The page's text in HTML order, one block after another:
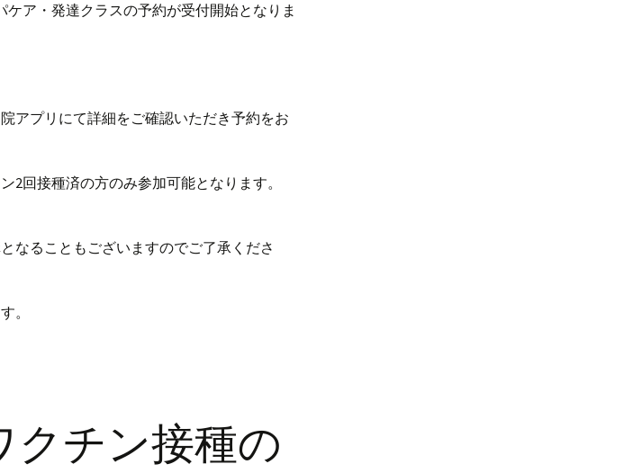
ケア・発達クラスの予約が受付開始となりま
アプリにて詳細をご確認いただき予約をお
2回接種済の方のみ参加可能となります。
なることもございますのでご了承くださ
。
クチン接種の